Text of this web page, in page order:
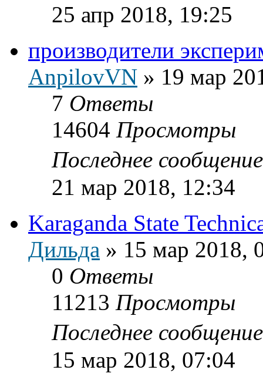
25 апр 2018, 19:25
производители
AnpilovVN » 19 мар
7 Ответы
14604 Просмотры
Последнее
21 мар 2018, 12:34
Karaganda State
Дильда » 15 мар 2018,
0 Ответы
11213 Просмотры
Последнее
15 мар 2018, 07:04